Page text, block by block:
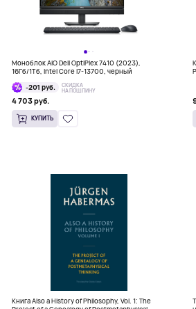
Моноблок AIO Dell OptiPlex 7410 (2023),
16Гб/1Тб, Intel Core i7-13700, черный
-201 руб.
СКИДКА
НА ПОШЛИНУ
4 703 руб.
КУПИТЬ
Книга Also a History of Philosophy, Vol. 1: The